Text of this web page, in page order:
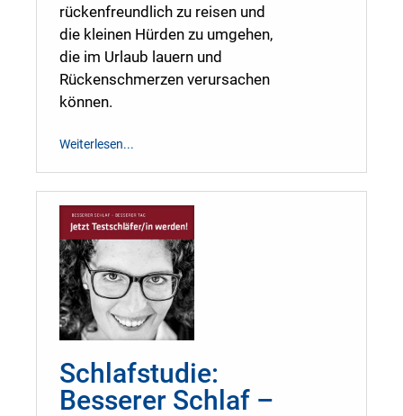
rückenfreundlich zu reisen und
die kleinen Hürden zu umgehen,
die im Urlaub lauern und
Rückenschmerzen verursachen
können.
Weiterlesen...
Schlafstudie:
Besserer Schlaf –